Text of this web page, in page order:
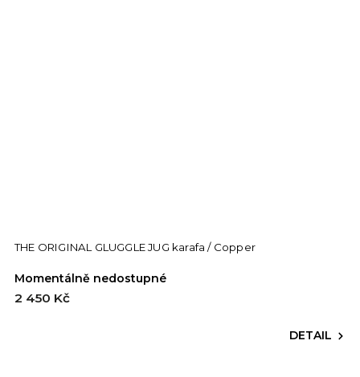
THE ORIGINAL GLUGGLE JUG karafa / Copper
Momentálně nedostupné
2 450 Kč
DETAIL